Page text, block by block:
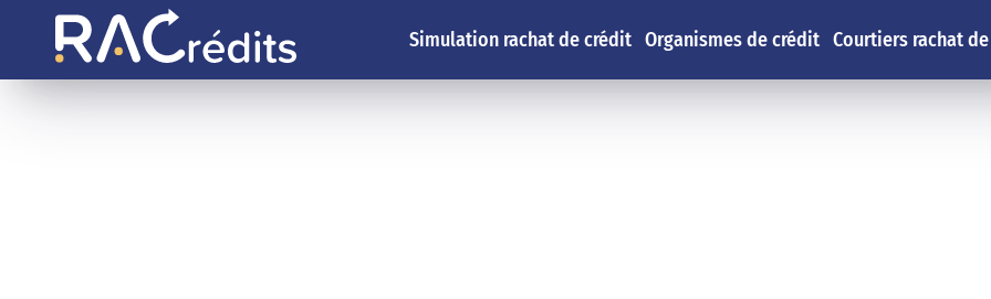
Simulation rachat de crédit Organismes de crédit Courtiers rachat